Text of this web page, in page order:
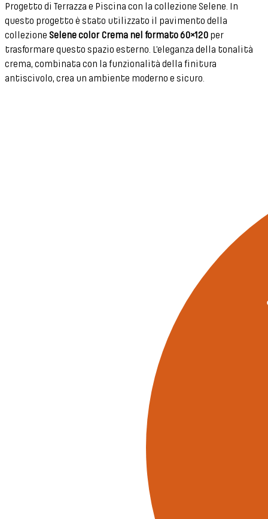
Progetto di Terrazza e Piscina con la collezione Selene. In
questo progetto è stato utilizzato il pavimento della
collezione Selene color Crema nel formato 60×120 per
trasformare questo spazio esterno. L’eleganza della tonalità
crema, combinata con la funzionalità della finitura
antiscivolo, crea un ambiente moderno e sicuro.